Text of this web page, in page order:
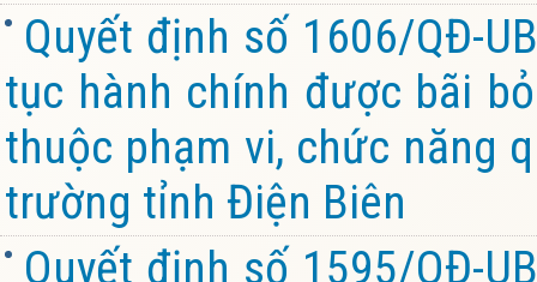
Quyết định số 1606/QĐ-
tục hành chính được bãi
thuộc phạm vi, chức năng
trường tỉnh Điện Biên
Quyết định số 1595/QĐ-